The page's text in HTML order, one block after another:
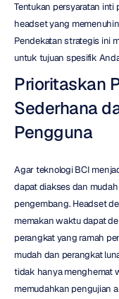
Tentukan persyaratan inti
headset yang
Pendekatan strategis ini
untuk tujuan spesifik
Prioritaskan
Sederhana
Pengguna
Agar teknologi BCI
dapat diakses dan
pengembang. Headset
memakan waktu dapat
perangkat yang ramah
mudah dan perangkat
tidak hanya menghemat
memudahkan pengujian